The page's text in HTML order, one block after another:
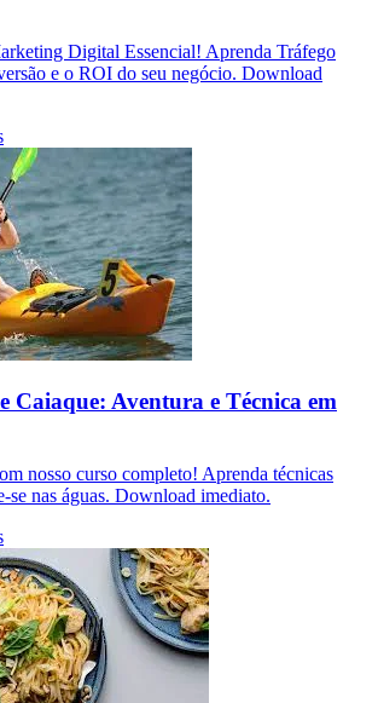
Digital Essencial! Aprenda Tráfego
e o ROI do seu negócio. Download
Caiaque: Aventura e Técnica em
nosso curso completo! Aprenda técnicas
se nas águas. Download imediato.